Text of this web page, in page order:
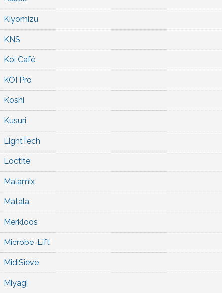
Kiyomizu
KNS
Koi Café
KOI Pro
Koshi
Kusuri
LightTech
Loctite
Malamix
Matala
Merkloos
Microbe-Lift
MidiSieve
Miyagi